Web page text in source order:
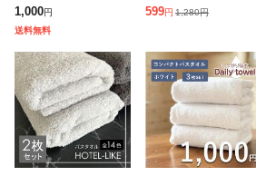
バース 日本製 お試し 1
000円ポッキリ ぽっき
1,000円
送料無料
2枚セット タオル スタ
枚 40×
599円 1,280円